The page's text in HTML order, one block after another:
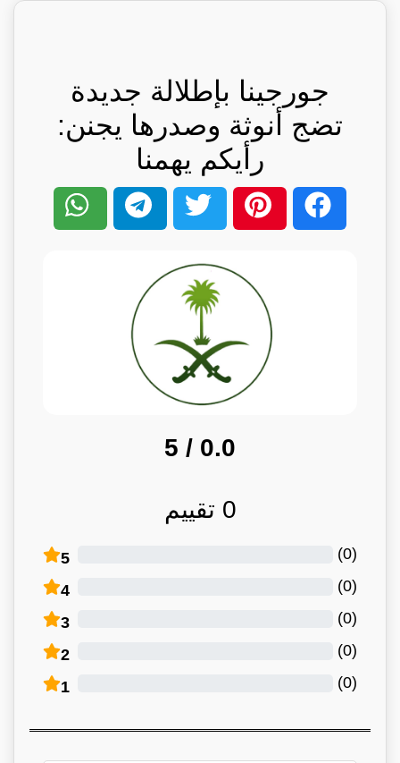
جورجينا بإطلالة جديدة
تضج أنوثة وصدرها يجنن:
رأيكم يهمنا
0.0
/ 5
0 تقييم
5 (
0
)
4 (
0
)
3 (
0
)
2 (
0
)
1 (
0
)